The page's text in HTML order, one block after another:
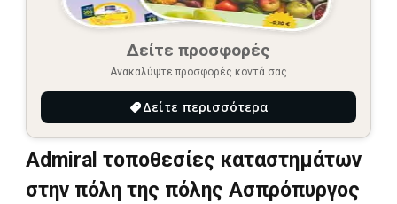
Δείτε προσφορές
Ανακαλύψτε προσφορές κοντά σας
Δείτε περισσότερα
Admiral τοποθεσίες καταστημάτων
στην πόλη της πόλης Ασπρόπυργος